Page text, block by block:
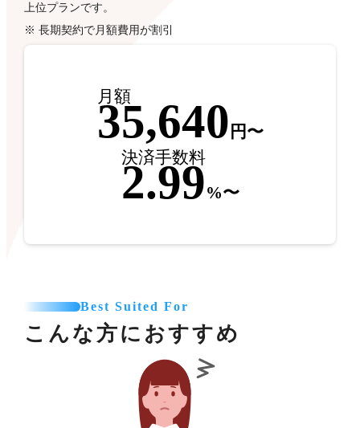
上位プランです。
※ 長期契約で月額費用が割引
月額
35,640 円〜
決済手数料
2.99%〜
Best Suited For
こんな方におすすめ